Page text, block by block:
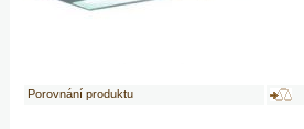
Porovnání produktu